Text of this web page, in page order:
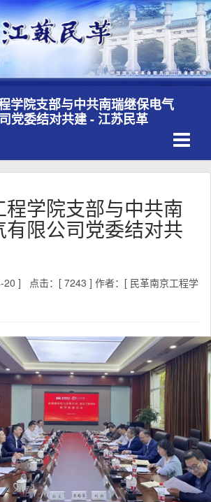
学院支部与中共南瑞继保电气
党委结对共建 - 江苏民革
程学院支部与中共南
限公司党委结对共
20 ] 点击：[ 7243 ] 作者：[ 民革南京工程学